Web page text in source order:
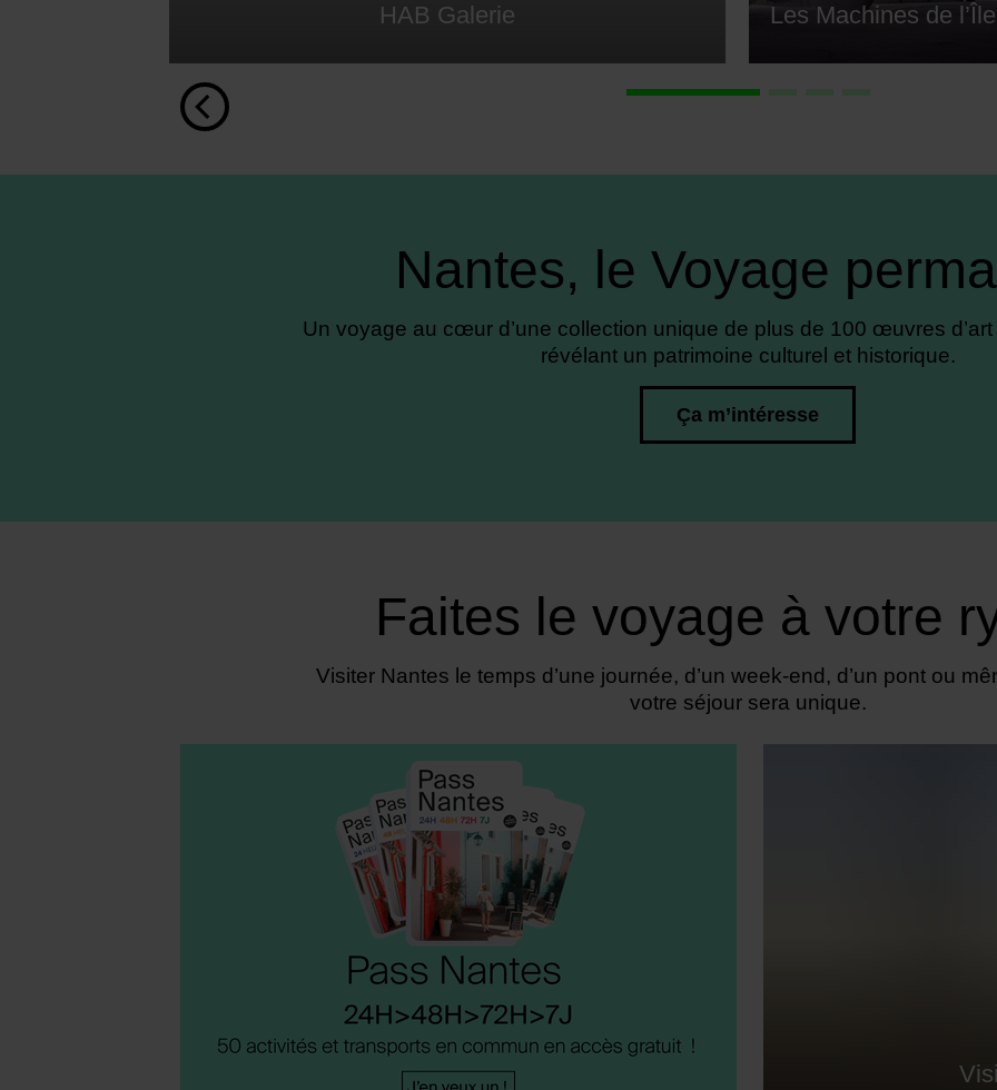
HAB Galerie Les Machines de l’Île
Nantes, le Voyage
Un voyage au cœur d’une collection unique de plus de 100 œuvres d’art
révélant un patrimoine culturel et historique.
Ça m’intéresse
Faites le voyage à votre
Visiter Nantes le temps d’une journée, d’un week-end, d’un pont ou
votre séjour sera unique.